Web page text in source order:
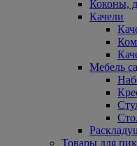
Коконы,
Качели
Мебель
Товары для